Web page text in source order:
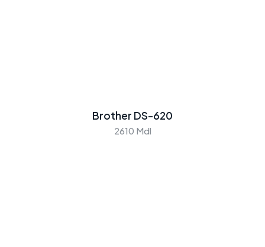
Brother DS-620
2610 Mdl